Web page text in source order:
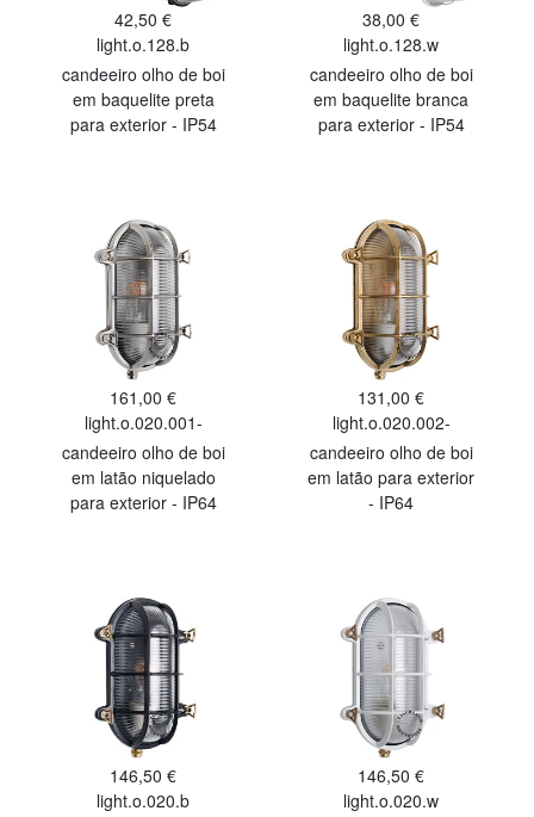
42,50 €
light.o.128.b
candeeiro olho de boi
em baquelite preta
para exterior - IP54
38,00 €
light.o.128.w
candeeiro olho de boi
em baquelite branca
para exterior - IP54
161,00 €
light.o.020.001-
candeeiro olho de boi
em latão niquelado
para exterior - IP64
131,00 €
light.o.020.002-
candeeiro olho de boi
em latão para exterior
- IP64
146,50 €
light.o.020.b
146,50 €
light.o.020.w